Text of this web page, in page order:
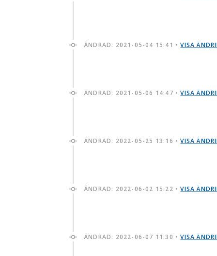
ÄNDRAD: 2021-05-04 15:41 •VISA
ÄNDRAD: 2021-05-06 14:47 •VISA
ÄNDRAD: 2022-05-25 13:16 •VISA
ÄNDRAD: 2022-06-02 15:22 •VISA
ÄNDRAD: 2022-06-07 11:30 •VISA